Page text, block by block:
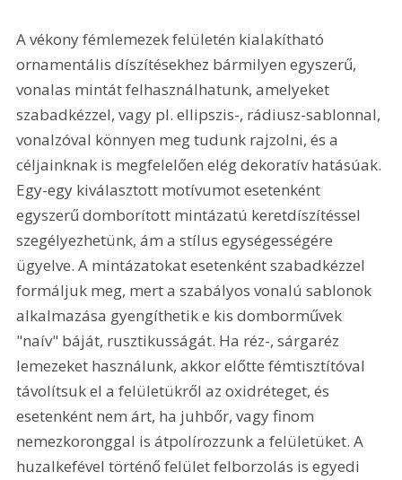
A vékony fémlemezek felületén kialakítható
ornamentális díszítésekhez bármilyen egyszerű,
vonalas mintát felhasználhatunk, amelyeket
szabadkézzel, vagy pl. ellipszis-, rádiusz-sablonnal,
vonalzóval könnyen meg tudunk rajzolni, és a
céljainknak is megfelelően elég dekoratív hatásúak.
Egy-egy kiválasztott motívumot esetenként
egyszerű domborított mintázatú keretdíszítéssel
szegélyezhetünk, ám a stílus egységességére
ügyelve. A mintázatokat esetenként szabadkézzel
formáljuk meg, mert a szabályos vonalú sablonok
alkalmazása gyengíthetik e kis domborművek
"naív" báját, rusztikusságát. Ha réz-, sárgaréz
lemezeket használunk, akkor előtte fémtisztítóval
távolítsuk el a felületükről az oxidréteget, és
esetenként nem árt, ha juhbőr, vagy finom
nemezkoronggal is átpolírozzunk a felületüket. A
huzalkefével történő felület felborzolás is egyedi